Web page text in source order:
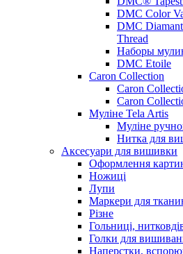
DMC Color
DMC
Thread
Наборы
DMC Etoile
Caron Collection
Caron
Caron
Муліне Tela Artis
Муліне
Нитка для
Аксесуари для вишивки
Оформлення
Ножиці
Лупи
Маркери для
Різне
Гольниці,
Голки для
Наперстки,